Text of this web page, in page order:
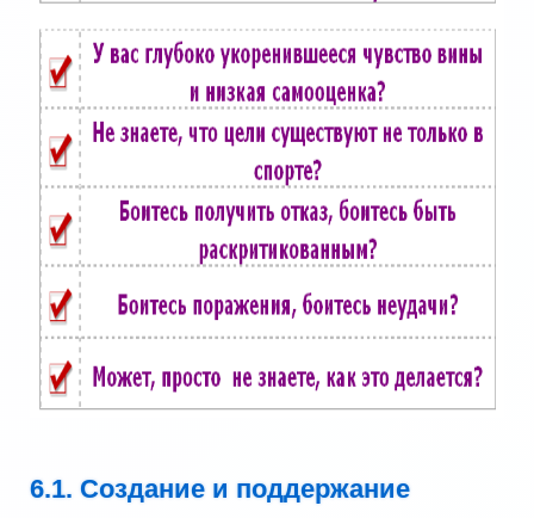
6.1. Создание и поддержание